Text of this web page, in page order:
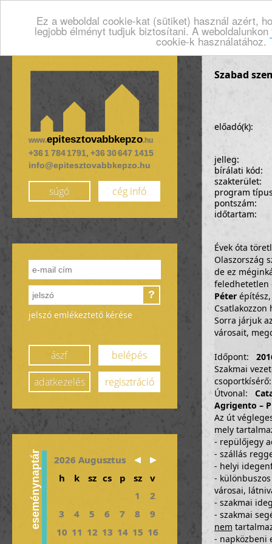
Ez a weboldal cookie-kat (sütiket) használ azért,
legjobb élményt tudjuk biztosítani. A
cookie-k használatához.
www.epitesztovabbkepzo.hu
+36 1 784 1791, +36 30 647 1415
info@epitesztovabbkepzo.hu
súgó cég infó
?
jelszó emlékeztető kérése
ászf
belépés
adatkezelés
regisztráció
eseménynaptár
2026 Augusztus
h
k sz cs p sz
v
1
2
3
4 5 6 7 8
9
10 11 12 13 14 15 16
Szabad
előadó(k):
jelleg:
bírálati kód:
szakterület:
program
pontszám:
időtartam:
Évek óta
Olaszország
de ez
feledhetetlen
Péterépítész,
Csatlakozzon
Sorra járjuk
városait,
Időpont:
Szakmai
Útvonal:
Agrigento –
Az út
mely
- repülőjegy
- szállás
- helyi
-
városai,
- szakmai
- szakmai
nem
- napközbeni